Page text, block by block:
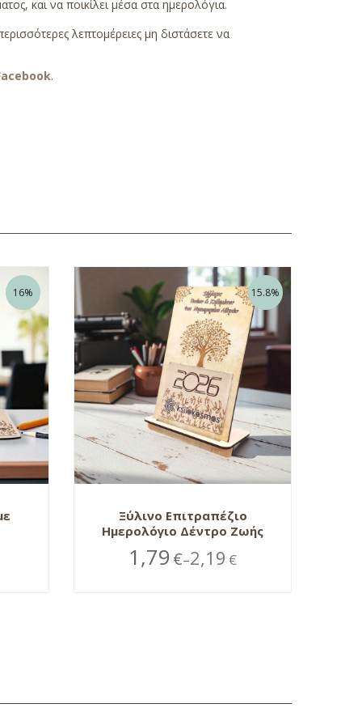
και να ποικίλει μέσα στα ημερολόγια.
λεπτομέρειες μη διστάσετε να
.
16% 15.8%
Ξύλινο Επιτραπέζιο
Ημερολόγιο Δέντρο Ζωής
1,79€–2,19 €